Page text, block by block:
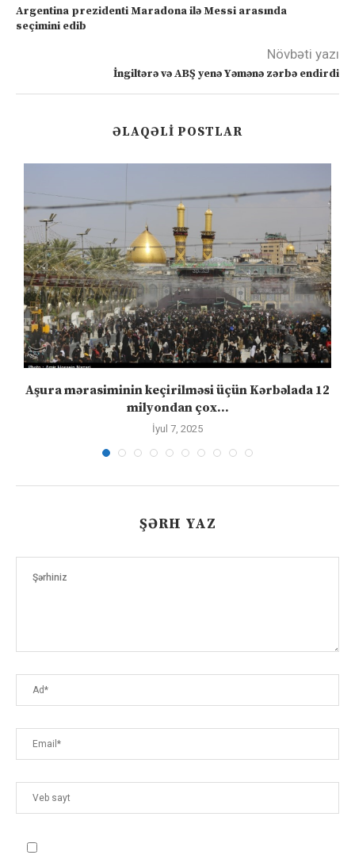
Argentina prezidenti Maradona ilə Messi arasında
seçimini edib
Növbəti yazı
İngiltərə və ABŞ yenə Yəmənə zərbə endirdi
ƏLAQƏLI POSTLAR
Aşura mərasiminin keçirilməsi üçün Kərbəlada 12
milyondan çox...
İyul 7, 2025
ŞƏRH YAZ